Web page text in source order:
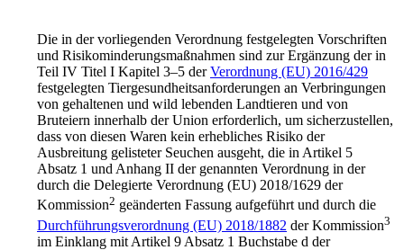
Die in der vorliegenden Verordnung festgelegten Vorschriften
und Risikominderungsmaßnahmen sind zur Ergänzung der in
Teil IV Titel I Kapitel 3–5 derVerordnung (EU) 2016/429
festgelegten Tiergesundheitsanforderungen an Verbringungen
von gehaltenen und wild lebenden Landtieren und von
Bruteiern innerhalb der Union erforderlich, um sicherzustellen,
dass von diesen Waren kein erhebliches Risiko der
Ausbreitung gelisteter Seuchen ausgeht, die in Artikel 5
Absatz 1 und Anhang II der genannten Verordnung in der
durch die Delegierte Verordnung (EU) 2018/1629 der
Kommission2 geänderten Fassung aufgeführt und durch die
Durchführungs­verordnung (EU) 2018/1882 der Kommission3
im Einklang mit Artikel 9 Absatz 1 Buchstabe d der